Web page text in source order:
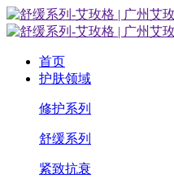
首页
护肤领域
修护系列
舒缓系列
紧致抗衰